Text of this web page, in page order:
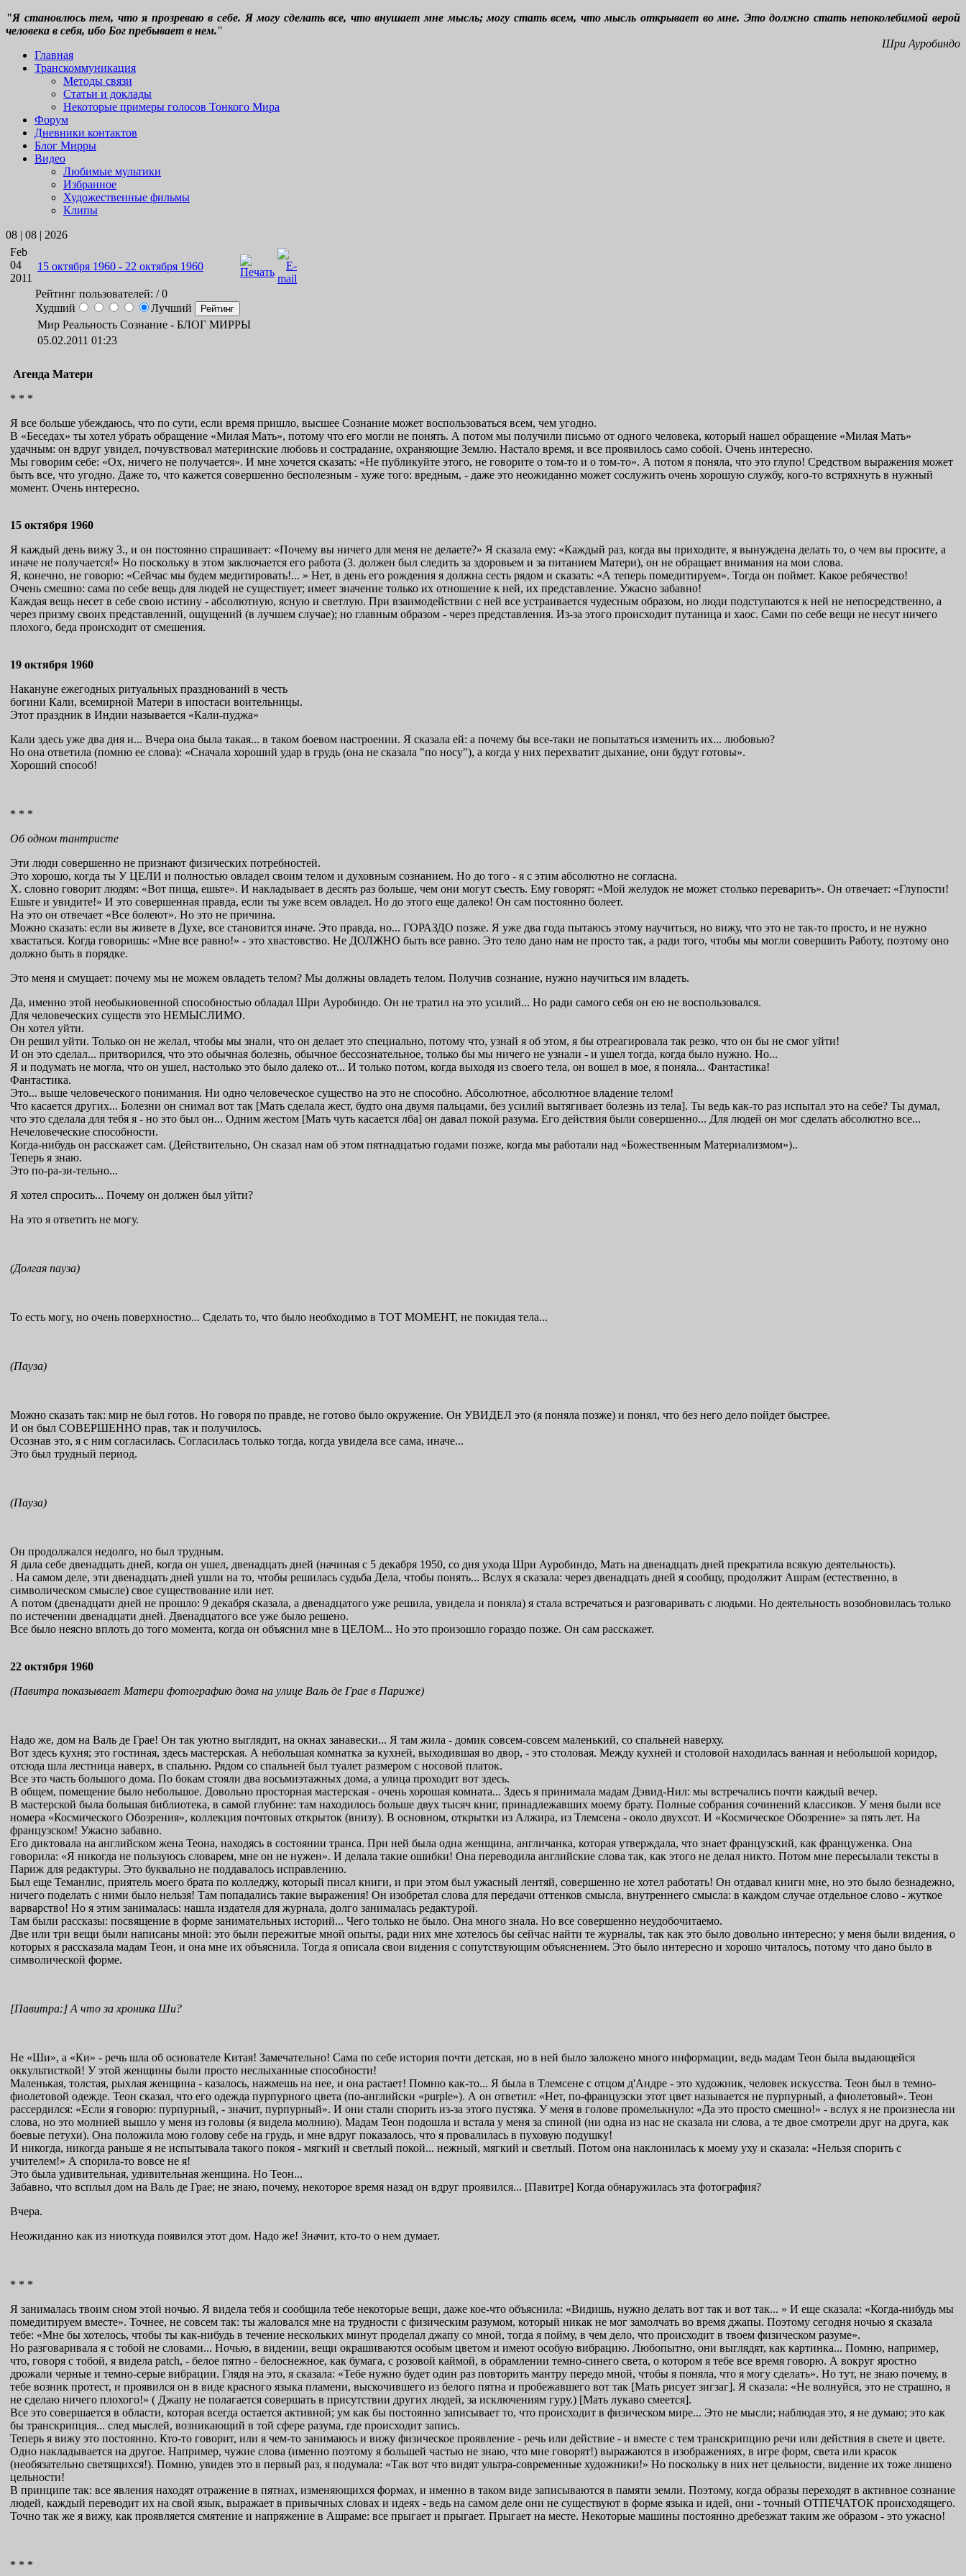
"Я становлюсь тем, что я прозреваю в себе. Я могу сделать все, что внушает мне мысль; могу стать всем, что мысль открывает во мне. Это должно стать непоколебимой верой
человека в себя, ибо Бог пребывает в нем."
Шри Ауробиндо
Главная
Транскоммуникация
Методы связи
Статьи и доклады
Некоторые примеры голосов Тонкого Мира
Форум
Дневники контактов
Блог Мирры
Видео
Любимые мультики
Избранное
Художественные фильмы
Клипы
08 | 08 | 2026
Feb
04
2011
15 октября 1960 - 22 октября 1960
Рейтинг пользователей: / 0
Худший
Лучший
Мир Реальность Сознание - БЛОГ МИРРЫ
05.02.2011 01:23
Агенда Матери
* * *
Я все больше убеждаюсь, что по сути, если время пришло, высшее Сознание может воспользоваться всем, чем угодно.
В «Беседах» ты хотел убрать обращение «Милая Мать», потому что его могли не понять. А потом мы получили письмо от одного человека, который нашел обращение «Милая Мать»
удачным: он вдруг увидел, почувствовал материнские любовь и сострадание, охраняющие Землю. Настало время, и все проявилось само собой. Очень интересно.
Мы говорим себе: «Ох, ничего не получается». И мне хочется сказать: «Не публикуйте этого, не говорите о том-то и о том-то». А потом я поняла, что это глупо! Средством выражения может
быть все, что угодно. Даже то, что кажется совершенно бесполезным - хуже того: вредным, - даже это неожиданно может сослужить очень хорошую службу, кого-то встряхнуть в нужный
момент. Очень интересно.
15 октября 1960
Я каждый день вижу 3., и он постоянно спрашивает: «Почему вы ничего для меня не делаете?» Я сказала ему: «Каждый раз, когда вы приходите, я вынуждена делать то, о чем вы просите, а
иначе не получается!» Но поскольку в этом заключается его работа (3. должен был следить за здоровьем и за питанием Матери), он не обращает внимания на мои слова.
Я, конечно, не говорю: «Сейчас мы будем медитировать!... » Нет, в день его рождения я должна сесть рядом и сказать: «А теперь помедитируем». Тогда он поймет. Какое ребячество!
Очень смешно: сама по себе вещь для людей не существует; имеет значение только их отношение к ней, их представление. Ужасно забавно!
Каждая вещь несет в себе свою истину - абсолютную, ясную и светлую. При взаимодействии с ней все устраивается чудесным образом, но люди подступаются к ней не непосредственно, а
через призму своих представлений, ощущений (в лучшем случае); но главным образом - через представления. Из-за этого происходит путаница и хаос. Сами по себе вещи не несут ничего
плохого, беда происходит от смешения.
19 октября 1960
Накануне ежегодных ритуальных празднований в честь
богини Кали, всемирной Матери в ипостаси воительницы.
Этот праздник в Индии называется «Кали-пуджа»
Кали здесь уже два дня и... Вчера она была такая... в таком боевом настроении. Я сказала ей: а почему бы все-таки не попытаться изменить их... любовью?
Но она ответила (помню ее слова): «Сначала хороший удар в грудь (она не сказала "по носу"), а когда у них перехватит дыхание, они будут готовы».
Хороший способ!
* * *
Об одном тантристе
Эти люди совершенно не признают физических потребностей.
Это хорошо, когда ты У ЦЕЛИ и полностью овладел своим телом и духовным сознанием. Но до того - я с этим абсолютно не согласна.
X. словно говорит людям: «Вот пища, ешьте». И накладывает в десять раз больше, чем они могут съесть. Ему говорят: «Мой желудок не может столько переварить». Он отвечает: «Глупости!
Ешьте и увидите!» И это совершенная правда, если ты уже всем овладел. Но до этого еще далеко! Он сам постоянно болеет.
На это он отвечает «Все болеют». Но это не причина.
Можно сказать: если вы живете в Духе, все становится иначе. Это правда, но... ГОРАЗДО позже. Я уже два года пытаюсь этому научиться, но вижу, что это не так-то просто, и не нужно
хвастаться. Когда говоришь: «Мне все равно!» - это хвастовство. Не ДОЛЖНО быть все равно. Это тело дано нам не просто так, а ради того, чтобы мы могли совершить Работу, поэтому оно
должно быть в порядке.
Это меня и смущает: почему мы не можем овладеть телом? Мы должны овладеть телом. Получив сознание, нужно научиться им владеть.
Да, именно этой необыкновенной способностью обладал Шри Ауробиндо. Он не тратил на это усилий... Но ради самого себя он ею не воспользовался.
Для человеческих существ это НЕМЫСЛИМО.
Он хотел уйти.
Он решил уйти. Только он не желал, чтобы мы знали, что он делает это специально, потому что, узнай я об этом, я бы отреагировала так резко, что он бы не смог уйти!
И он это сделал... притворился, что это обычная болезнь, обычное бессознательное, только бы мы ничего не узнали - и ушел тогда, когда было нужно. Но...
Я и подумать не могла, что он ушел, настолько это было далеко от... И только потом, когда выходя из своего тела, он вошел в мое, я поняла... Фантастика!
Фантастика.
Это... выше человеческого понимания. Ни одно человеческое существо на это не способно. Абсолютное, абсолютное владение телом!
Что касается других... Болезни он снимал вот так [Мать сделала жест, будто она двумя пальцами, без усилий вытягивает болезнь из тела]. Ты ведь как-то раз испытал это на себе? Ты думал,
что это сделала для тебя я - но это был он... Одним жестом [Мать чуть касается лба] он давал покой разума. Его действия были совершенно... Для людей он мог сделать абсолютно все...
Нечеловеческие способности.
Когда-нибудь он расскажет сам. (Действительно, Он сказал нам об этом пятнадцатью годами позже, когда мы работали над «Божественным Материализмом»)..
Теперь я знаю.
Это по-ра-зи-тельно...
Я хотел спросить... Почему он должен был уйти?
На это я ответить не могу.
(Долгая пауза)
То есть могу, но очень поверхностно... Сделать то, что было необходимо в ТОТ МОМЕНТ, не покидая тела...
(Пауза)
Можно сказать так: мир не был готов. Но говоря по правде, не готово было окружение. Он УВИДЕЛ это (я поняла позже) и понял, что без него дело пойдет быстрее.
И он был СОВЕРШЕННО прав, так и получилось.
Осознав это, я с ним согласилась. Согласилась только тогда, когда увидела все сама, иначе...
Это был трудный период.
(Пауза)
Он продолжался недолго, но был трудным.
Я дала себе двенадцать дней, когда он ушел, двенадцать дней (начиная с 5 декабря 1950, со дня ухода Шри Ауробиндо, Мать на двенадцать дней прекратила всякую деятельность).
. На самом деле, эти двенадцать дней ушли на то, чтобы решилась судьба Дела, чтобы понять... Вслух я сказала: через двенадцать дней я сообщу, продолжит Ашрам (естественно, в
символическом смысле) свое существование или нет.
А потом (двенадцати дней не прошло: 9 декабря сказала, а двенадцатого уже решила, увидела и поняла) я стала встречаться и разговаривать с людьми. Но деятельность возобновилась только
по истечении двенадцати дней. Двенадцатого все уже было решено.
Все было неясно вплоть до того момента, когда он объяснил мне в ЦЕЛОМ... Но это произошло гораздо позже. Он сам расскажет.
22 октября 1960
(Павитра показывает Матери фотографию дома на улице Валь де Грае в Париже)
Надо же, дом на Валь де Грае! Он так уютно выглядит, на окнах занавески... Я там жила - домик совсем-совсем маленький, со спальней наверху.
Вот здесь кухня; это гостиная, здесь мастерская. А небольшая комнатка за кухней, выходившая во двор, - это столовая. Между кухней и столовой находилась ванная и небольшой коридор,
отсюда шла лестница наверх, в спальню. Рядом со спальней был туалет размером с носовой платок.
Все это часть большого дома. По бокам стояли два восьмиэтажных дома, а улица проходит вот здесь.
В общем, помещение было небольшое. Довольно просторная мастерская - очень хорошая комната... Здесь я принимала мадам Дэвид-Нил: мы встречались почти каждый вечер.
В мастерской была большая библиотека, в самой глубине: там находилось больше двух тысяч книг, принадлежавших моему брату. Полные собрания сочинений классиков. У меня были все
номера «Космического Обозрения», коллекция почтовых открыток (внизу). В основном, открытки из Алжира, из Тлемсена - около двухсот. И «Космическое Обозрение» за пять лет. На
французском! Ужасно забавно.
Его диктовала на английском жена Теона, находясь в состоянии транса. При ней была одна женщина, англичанка, которая утверждала, что знает французский, как француженка. Она
говорила: «Я никогда не пользуюсь словарем, мне он не нужен». И делала такие ошибки! Она переводила английские слова так, как этого не делал никто. Потом мне пересылали тексты в
Париж для редактуры. Это буквально не поддавалось исправлению.
Был еще Теманлис, приятель моего брата по колледжу, который писал книги, и при этом был ужасный лентяй, совершенно не хотел работать! Он отдавал книги мне, но это было безнадежно,
ничего поделать с ними было нельзя! Там попадались такие выражения! Он изобретал слова для передачи оттенков смысла, внутреннего смысла: в каждом случае отдельное слово - жуткое
варварство! Но я этим занималась: нашла издателя для журнала, долго занималась редактурой.
Там были рассказы: посвящение в форме занимательных историй... Чего только не было. Она много знала. Но все совершенно неудобочитаемо.
Две или три вещи были написаны мной: это были пережитые мной опыты, ради них мне хотелось бы сейчас найти те журналы, так как это было довольно интересно; у меня были видения, о
которых я рассказала мадам Теон, и она мне их объяснила. Тогда я описала свои видения с сопутствующим объяснением. Это было интересно и хорошо читалось, потому что дано было в
символической форме.
[Павитра:] А что за хроника Ши?
Не «Ши», а «Ки» - речь шла об основателе Китая! Замечательно! Сама по себе история почти детская, но в ней было заложено много информации, ведь мадам Теон была выдающейся
оккультисткой! У этой женщины были просто неслыханные способности!
Маленькая, толстая, рыхлая женщина - казалось, нажмешь на нее, и она растает! Помню как-то... Я была в Тлемсене с отцом д'Андре - это художник, человек искусства. Теон был в темно-
фиолетовой одежде. Теон сказал, что его одежда пурпурного цвета (по-английски «purple»). А он ответил: «Нет, по-французски этот цвет называется не пурпурный, а фиолетовый». Теон
рассердился: «Если я говорю: пурпурный, - значит, пурпурный». И они стали спорить из-за этого пустяка. У меня в голове промелькнуло: «Да это просто смешно!» - вслух я не произнесла ни
слова, но это молнией вышло у меня из головы (я видела молнию). Мадам Теон подошла и встала у меня за спиной (ни одна из нас не сказала ни слова, а те двое смотрели друг на друга, как
боевые петухи). Она положила мою голову себе на грудь, и мне вдруг показалось, что я провалилась в пуховую подушку!
И никогда, никогда раньше я не испытывала такого покоя - мягкий и светлый покой... нежный, мягкий и светлый. Потом она наклонилась к моему уху и сказала: «Нельзя спорить с
учителем!» А спорила-то вовсе не я!
Это была удивительная, удивительная женщина. Но Теон...
Забавно, что всплыл дом на Валь де Грае; не знаю, почему, некоторое время назад он вдруг проявился... [Павитре] Когда обнаружилась эта фотография?
Вчера.
Неожиданно как из ниоткуда появился этот дом. Надо же! Значит, кто-то о нем думает.
* * *
Я занималась твоим сном этой ночью. Я видела тебя и сообщила тебе некоторые вещи, даже кое-что объяснила: «Видишь, нужно делать вот так и вот так... » И еще сказала: «Когда-нибудь мы
помедитируем вместе». Точнее, не совсем так: ты жаловался мне на трудности с физическим разумом, который никак не мог замолчать во время джапы. Поэтому сегодня ночью я сказала
тебе: «Мне бы хотелось, чтобы ты как-нибудь в течение нескольких минут проделал джапу со мной, тогда я пойму, в чем дело, что происходит в твоем физическом разуме».
Но разговаривала я с тобой не словами... Ночью, в видении, вещи окрашиваются особым цветом и имеют особую вибрацию. Любопытно, они выглядят, как картинка... Помню, например,
что, говоря с тобой, я видела patch, - белое пятно - белоснежное, как бумага, с розовой каймой, в обрамлении темно-синего света, о котором я тебе все время говорю. А вокруг яростно
дрожали черные и темно-серые вибрации. Глядя на это, я сказала: «Тебе нужно будет один раз повторить мантру передо мной, чтобы я поняла, что я могу сделать». Но тут, не знаю почему, в
тебе возник протест, и проявился он в виде красного языка пламени, выскочившего из белого пятна и пробежавшего вот так [Мать рисует зигзаг]. Я сказала: «Не волнуйся, это не страшно, я
не сделаю ничего плохого!» ( Джапу не полагается совершать в присутствии других людей, за исключениям гуру.) [Мать лукаво смеется].
Все это совершается в области, которая всегда остается активной; ум как бы постоянно записывает то, что происходит в физическом мире... Это не мысли; наблюдая это, я не думаю; это как
бы транскрипция... след мыслей, возникающий в той сфере разума, где происходит запись.
Теперь я вижу это постоянно. Кто-то говорит, или я чем-то занимаюсь и вижу физическое проявление - речь или действие - и вместе с тем транскрипцию речи или действия в свете и цвете.
Одно накладывается на другое. Например, чужие слова (именно поэтому я большей частью не знаю, что мне говорят!) выражаются в изображениях, в игре форм, света или красок
(необязательно светящихся!). Помню, увидев это в первый раз, я подумала: «Так вот что видят ультра-современные художники!» Но поскольку в них нет цельности, видение их тоже лишено
цельности!
В принципе так: все явления находят отражение в пятнах, изменяющихся формах, и именно в таком виде записываются в памяти земли. Поэтому, когда образы переходят в активное сознание
людей, каждый переводит их на свой язык, выражает в привычных словах и идеях - ведь на самом деле они не существуют в форме языка и идей, они - точный ОТПЕЧАТОК происходящего.
Точно так же я вижу, как проявляется смятение и напряжение в Ашраме: все прыгает и прыгает. Прыгает на месте. Некоторые машины постоянно дребезжат таким же образом - это ужасно!
* * *